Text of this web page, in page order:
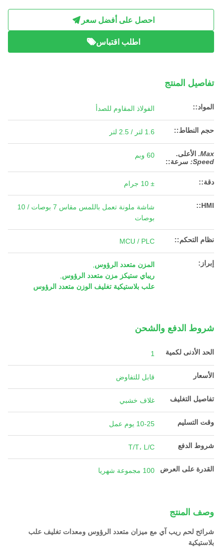
احصل على أفضل سعر
اطلب اقتباس
تفاصيل المنتج
المواد:: الفولاذ المقاوم للصدأ
حجم النطاط:: 1.6 لتر / 2.5 لتر
Max.
الأعلى.
Speed:
سرعة::
60 وبم
دقة:: ± 10 جرام
HMI::
شاشة ملونة تعمل باللمس مقاس 7 بوصات / 10
بوصات
نظام التحكم:: MCU / PLC
إبراز: المزن متعدد الرؤوس
ريباي ستيكز مزن متعدد الرؤوس
علب بلاستيكية تغليف الوزن متعدد الرؤوس
شروط الدفع والشحن
الحد الأدنى لكمية 1
الأسعار قابل للتفاوض
تفاصيل التغليف غلاف خشبي
وقت التسليم 10-25 يوم عمل
شروط الدفع T/T، L/C
القدرة على العرض 100 مجموعة شهريا
وصف المنتج
شرائح لحم ريب آي مع ميزان متعدد الرؤوس ومعدات تغليف علب
بلاستيكية